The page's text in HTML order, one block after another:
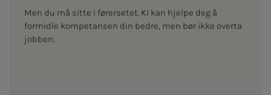
Men du må sitte i førersetet. KI kan hjelpe deg å
formidle kompetansen din bedre, men bør ikke overta
jobben.